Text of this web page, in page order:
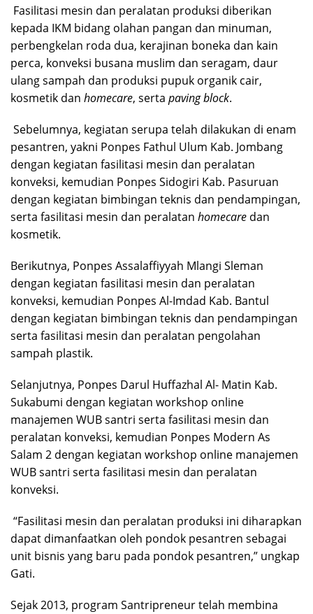
Fasilitasi mesin dan peralatan produksi diberikan
kepada IKM bidang olahan pangan dan minuman,
perbengkelan roda dua, kerajinan boneka dan kain
perca, konveksi busana muslim dan seragam, daur
ulang sampah dan produksi pupuk organik cair,
kosmetik dan homecare, serta paving block.
Sebelumnya, kegiatan serupa telah dilakukan di enam
pesantren, yakni Ponpes Fathul Ulum Kab. Jombang
dengan kegiatan fasilitasi mesin dan peralatan
konveksi, kemudian Ponpes Sidogiri Kab. Pasuruan
dengan kegiatan bimbingan teknis dan pendampingan,
serta fasilitasi mesin dan peralatan homecare dan
kosmetik.
Berikutnya, Ponpes Assalaffiyyah Mlangi Sleman
dengan kegiatan fasilitasi mesin dan peralatan
konveksi, kemudian Ponpes Al-Imdad Kab. Bantul
dengan kegiatan bimbingan teknis dan pendampingan
serta fasilitasi mesin dan peralatan pengolahan
sampah plastik.
Selanjutnya, Ponpes Darul Huffazhal Al- Matin Kab.
Sukabumi dengan kegiatan workshop online
manajemen WUB santri serta fasilitasi mesin dan
peralatan konveksi, kemudian Ponpes Modern As
Salam 2 dengan kegiatan workshop online manajemen
WUB santri serta fasilitasi mesin dan peralatan
konveksi.
“Fasilitasi mesin dan peralatan produksi ini diharapkan
dapat dimanfaatkan oleh pondok pesantren sebagai
unit bisnis yang baru pada pondok pesantren,” ungkap
Gati.
Sejak 2013, program Santripreneur telah membina